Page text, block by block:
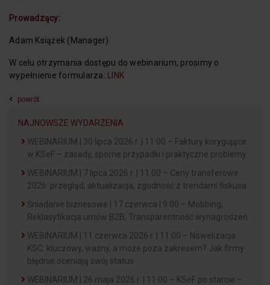
Prowadzący:
Adam Książek (Manager)
W celu otrzymania dostępu do webinarium, prosimy o
wypełnienie formularza: LINK
powrót
NAJNOWSZE WYDARZENIA
WEBINARIUM | 30 lipca 2026 r. | 11:00 – Faktury korygujące
w KSeF – zasady, sporne przypadki i praktyczne problemy
WEBINARIUM | 7 lipca 2026 r. | 11:00 – Ceny transferowe
2026: przegląd, aktualizacja, zgodność z trendami fiskusa
Śniadanie biznesowe | 17 czerwca | 9:00 – Mobbing,
Reklasyfikacja umów B2B, Transparentność wynagrodzeń
WEBINARIUM | 11 czerwca 2026 r. | 11:00 – Nowelizacja
KSC: kluczowy, ważny, a może poza zakresem? Jak firmy
błędnie oceniają swój status
WEBINARIUM | 26 maja 2026 r. | 11:00 – KSeF po starcie –